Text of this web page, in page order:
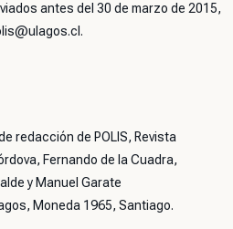
antes del 30 de marzo de 2015,
redacción de POLIS, Revista
Fernando de la Cuadra,
y Manuel Garate
Moneda 1965, Santiago.